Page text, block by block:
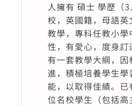
人擁有 碩士 學歷（
校，英國籍，母語
教學，專科任教小
性，有愛心，度身訂
有一套教學大綱，
進，積極培養學生
能，以取得佳績。
位名校學生（包括